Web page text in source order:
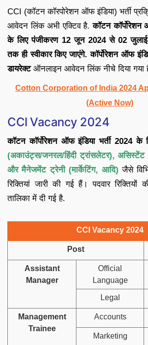
CCI (कॉटन कॉरपोरेशन ऑफ इंडिया) भर्ती
आवेदन लिंक अभी एक्टिव है.कॉटन कॉर्पोरेशन
के लिए पंजीकरण 12 जून 2024 से 02
तक ही स्वीकार किए जाएंगे. कॉर्पोरेशन ऑफ
डायरेक्ट ऑनलाइन आवेदन लिंक नीचे दिया गया
Cotton Corporation of India 2024
(Active Now)
CCI Vacancy 2024
कॉटन कॉर्पोरेशन ऑफ इंडिया भर्ती 2024 के
(अकाउंट्स/जनरल/हिंदी ट्रांसलेटर),
और मैनेजमेंट ट्रेनी (मार्केटिंग, आदि) जैसे
रिक्तियां जारी की गई हैं। पदवार
तालिका में दी गई है.
CCI Vacancy 2024
Post
Assistant
Manager
Official
Language
Legal
Management
Trainee
Accounts
Marketing